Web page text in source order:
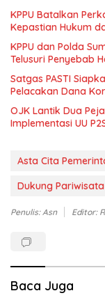
KPPU Batalkan
Kepastian Hukum
KPPU dan Polda
Telusuri Penyebab
Satgas PASTI
Pelacakan Dana
OJK Lantik Dua
Implementasi UU
Asta Cita
Dukung Pariwisata
Penulis: Asn Editor:
Baca Juga